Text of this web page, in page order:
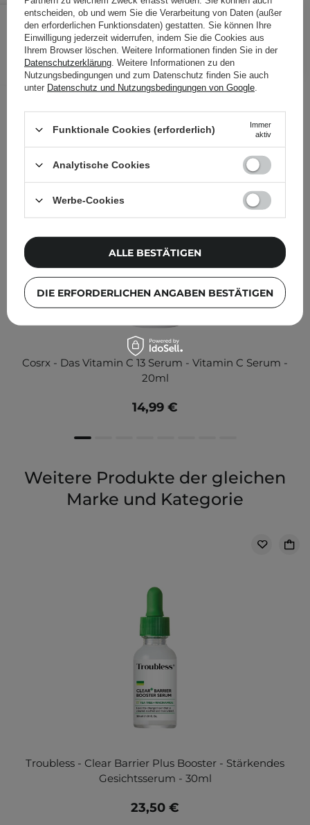
15,96 € 19,95 € /Stk.
IN DEN WARENKORB
Folgende Produkte wurden von
anderen Kunden geprüft
Cosrx - Das Vitamin C 13 Serum - Vitamin C Serum -
20ml
14,99 €
Weitere Produkte der gleichen
Marke und Kategorie
Troubless - Clear Barrier Plus Booster - Stärkendes
Gesichtsserum - 30ml
23,50 €
entscheiden, ob und wem Sie die Verarbeitung von Daten (außer
den erforderlichen Funktionsdaten) gestatten. Sie können Ihre
Einwilligung jederzeit widerrufen, indem Sie die Cookies aus
Ihrem Browser löschen. Weitere Informationen finden Sie in der
Datenschutzerklärung . Weitere Informationen zu den
Nutzungsbedingungen und zum Datenschutz finden Sie auch
unter Datenschutz und Nutzungsbedingungen von Google
Funktionale Cookies (erforderlich)
Immer
aktiv
Analytische Cookies
Werbe-Cookies
DIE ERFORDERLICHEN ANGABEN BESTÄTIGEN
ALLE BESTÄTIGEN